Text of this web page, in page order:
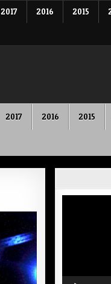
2017 2016 2015
2017 2016 2015